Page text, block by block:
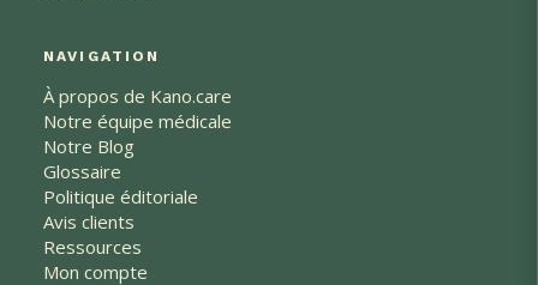
NAVIGATION
À propos de Kano.care
Notre équipe médicale
Notre Blog
Glossaire
Politique éditoriale
Avis clients
Ressources
Mon compte